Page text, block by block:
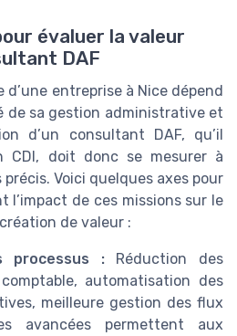
évaluer la valeur
DAF
d’une entreprise à Nice dépend
sa gestion administrative et
d’un consultant DAF, qu’il
CDI, doit donc se mesurer à
Voici quelques axes pour
l’impact de ces missions sur le
de valeur :
processus :Réduction des
automatisation des
meilleure gestion des flux
avancées permettent aux